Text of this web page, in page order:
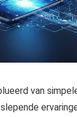
van